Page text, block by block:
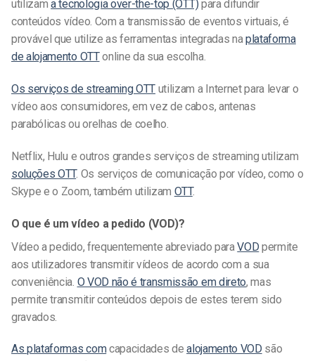
utilizama tecnologia over-the-top (OTT)para difundir
conteúdos vídeo. Com a transmissão de eventos virtuais, é
provável que utilize as ferramentas integradas naplataforma
de alojamento OTTonline da sua escolha.
Os serviços de streaming OTT utilizam a Internet para levar o
vídeo aos consumidores, em vez de cabos, antenas
parabólicas ou orelhas de coelho.
Netflix, Hulu e outros grandes serviços de streaming utilizam
soluções OTT. Os serviços de comunicação por vídeo, como o
Skype e o Zoom, também utilizam OTT.
O que é um vídeo a pedido (VOD)?
Vídeo a pedido, frequentemente abreviado paraVOD permite
aos utilizadores transmitir vídeos de acordo com a sua
conveniência. O VOD não é transmissão em direto, mas
permite transmitir conteúdos depois de estes terem sido
gravados.
As plataformas comcapacidades dealojamento VOD são